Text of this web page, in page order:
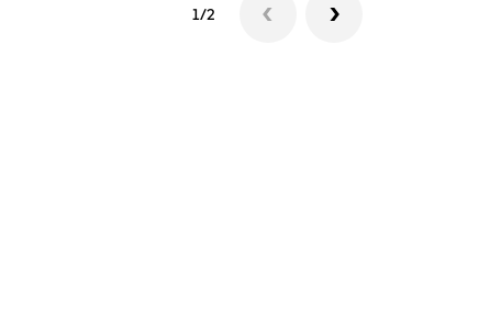
1/2